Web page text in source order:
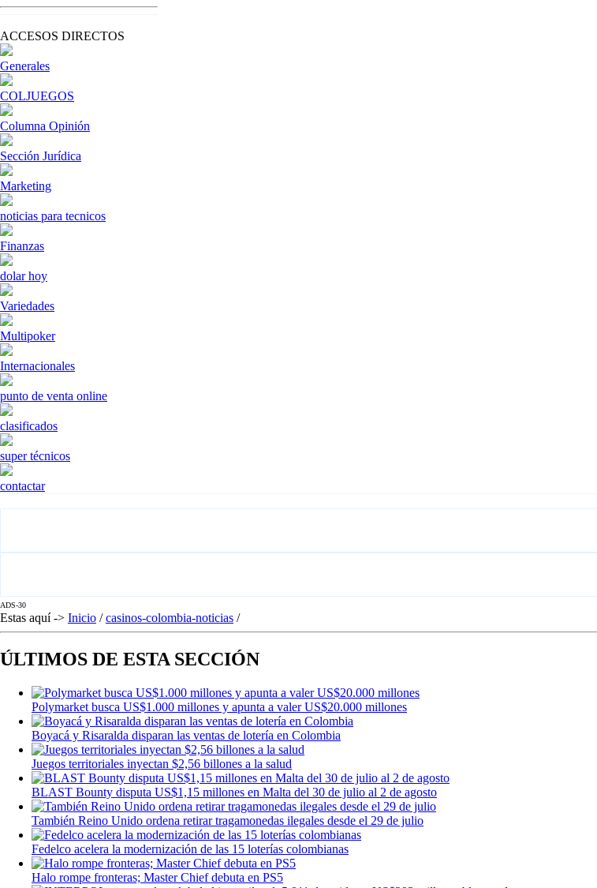
ACCESOS DIRECTOS
Generales
COLJUEGOS
Columna Opinión
Sección Jurídica
Marketing
noticias para tecnicos
Finanzas
dolar hoy
Variedades
Multipoker
Internacionales
punto de venta online
clasificados
super técnicos
contactar
ADS-30
Estas aquí -> Inicio /casinos-colombia-noticias /
ÚLTIMOS DE ESTA SECCIÓN
Polymarket busca US$1.000 millones y apunta a valer US$20.000 millones
Boyacá y Risaralda disparan las ventas de lotería en Colombia
Juegos territoriales inyectan $2,56 billones a la salud
BLAST Bounty disputa US$1,15 millones en Malta del 30 de julio al 2 de agosto
También Reino Unido ordena retirar tragamonedas ilegales desde el 29 de julio
Fedelco acelera la modernización de las 15 loterías colombianas
Halo rompe fronteras; Master Chief debuta en PS5